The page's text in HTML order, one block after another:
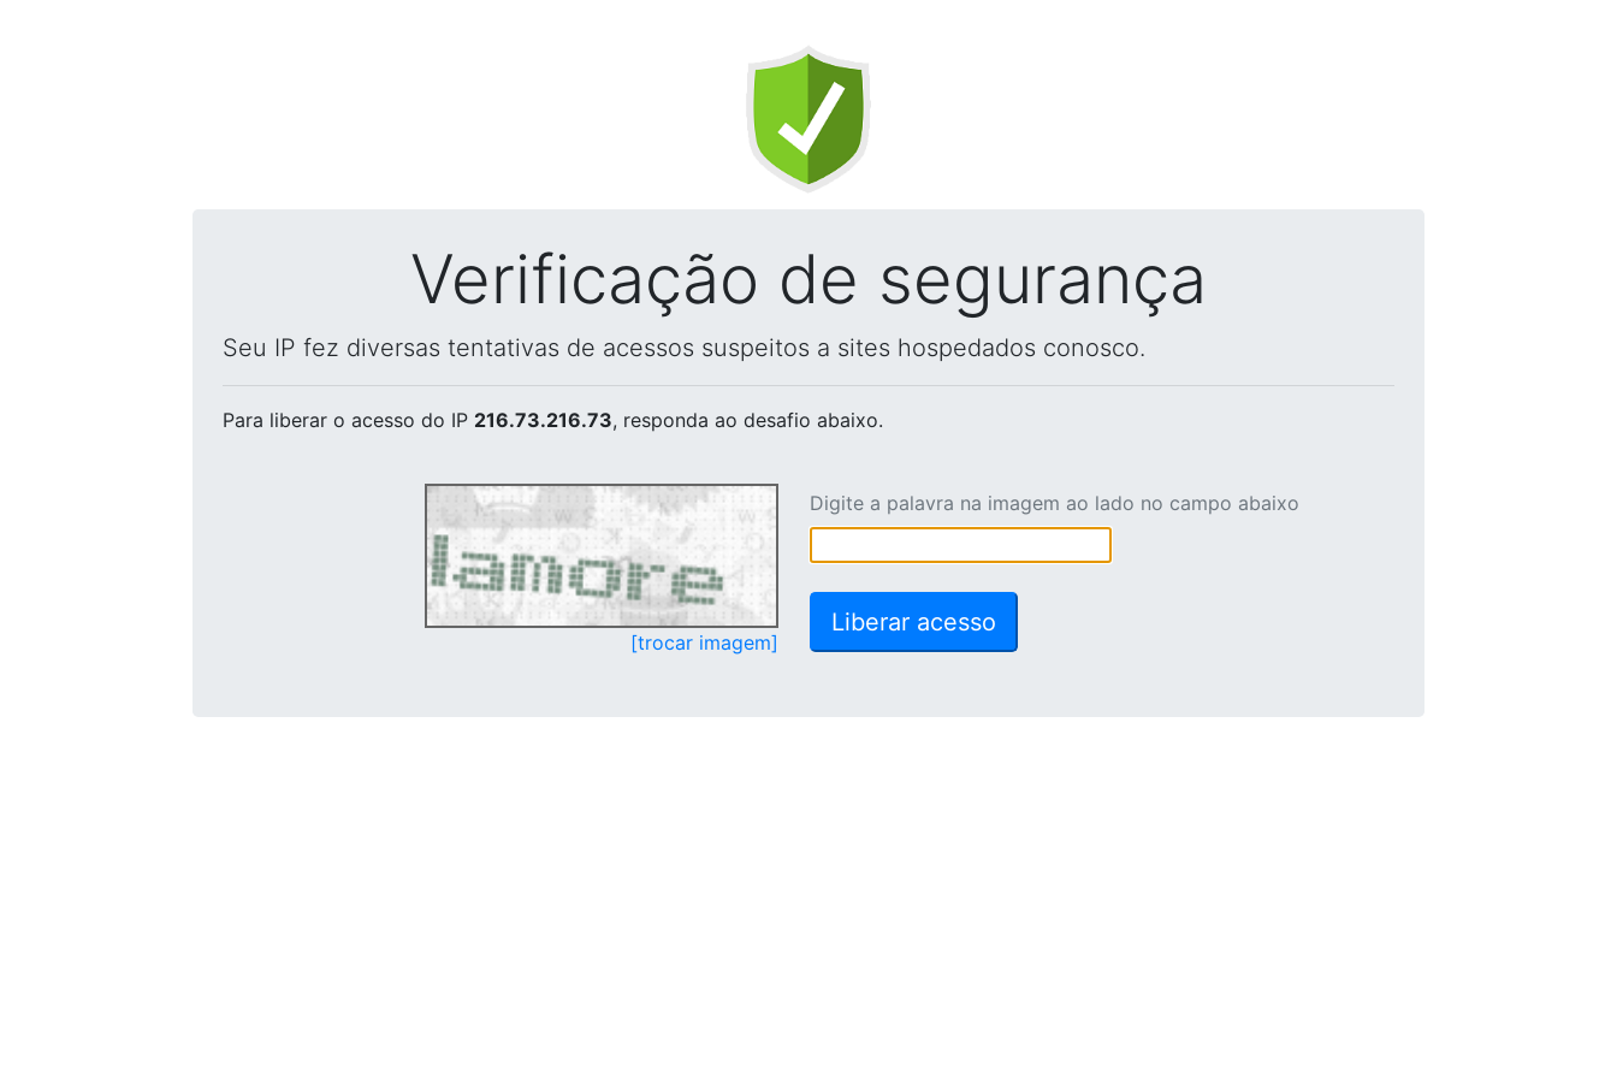
Verificação de segurança
Seu IP fez diversas tentativas de acessos suspeitos a sites hospedados conosco.
Para liberar o acesso do IP 216.73.216.73, responda ao desafio abaixo.
[trocar imagem]
Digite a palavra na imagem ao lado no campo abaixo